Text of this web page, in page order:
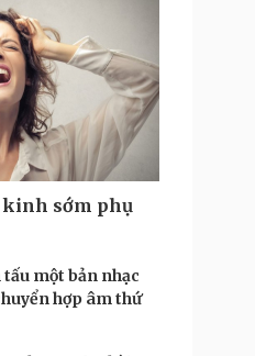
kinh sớm phụ
một bản nhạc
hợp âm thứ